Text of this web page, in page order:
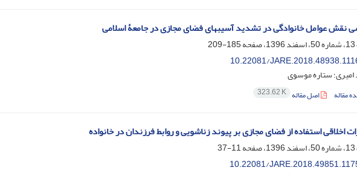
نقش عوامل خانوادگی در تشدید آسیبهای فضای مجازی در جامعۀ اسلامی
185-209
10.22081/
ستاره موسوی
مقاله اصل مقاله 323.62 K
اخلاقی استفاده از فضای مجازی بر پیوند زناشویی و روابط فرزندان در خانواده
11-37
10.22081/